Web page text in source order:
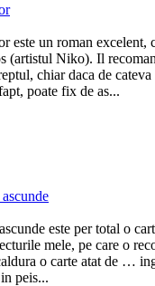
este un roman excelent,
(artistul Niko). Il
chiar daca de
poate fix de as...
este per total o
mele, pe care o
o carte atat de …
peis...